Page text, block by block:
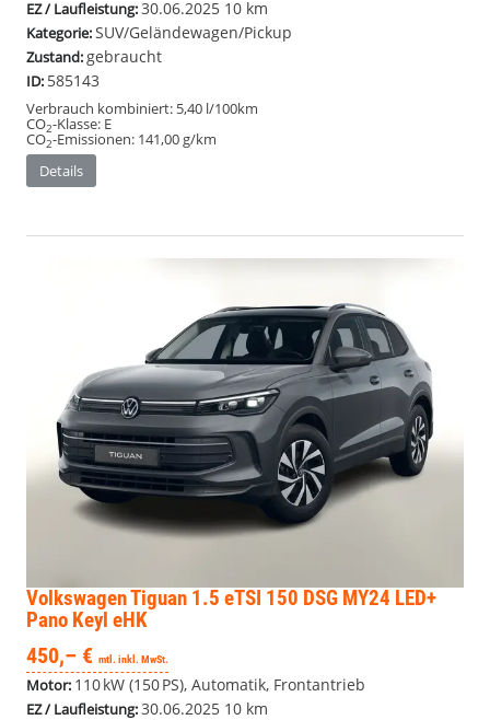
EZ / Laufleistung:30.06.2025 10 km
Kategorie:SUV/Geländewagen/Pickup
Zustand:gebraucht
ID: 585143
Verbrauch kombiniert: 5,40 l/100km
CO2-Klasse: E
CO2-Emissionen: 141,00 g/km
Details
Volkswagen Tiguan 1.5 eTSI 150 DSG MY24 LED+
Pano Keyl eHK
450,– € mtl. inkl. MwSt.
Motor: 110 kW (150 PS), Automatik, Frontantrieb
EZ / Laufleistung:30.06.2025 10 km